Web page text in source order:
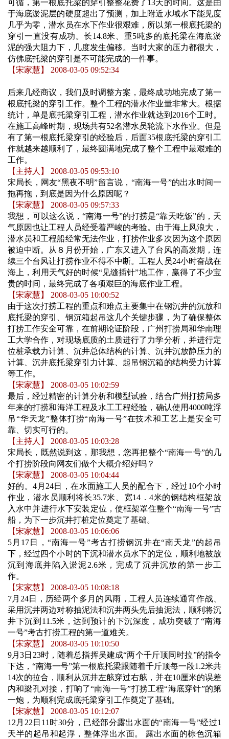
可循，第一根底托梁的穿引整整花费了13天的时间。这是由
于海底淤泥层的硬度超出了预测，加上附近水域水下能见度
几乎为零，潜水员在水下作业很艰难，所以第一根底托梁的
穿引一直没有成功。长14.8米、重5吨多的底托梁在海底淤
泥的强大阻力下，几度发生偏移。当时大家的压力都很大，
仿佛底托梁的穿引是不可能完成的一件事。
【宋家慧】 2008-03-05 09:52:34
后来几经商议，我们及时调整方案，最终成功地完成了第一
根底托梁的穿引工作。整个工程的潜水作业量非常大。根据
统计，单是底托梁穿引工程，潜水作业就达到2016个工时。
在施工高峰时期，现场共有52名潜水员轮流下水作业。但是
有了第一根底托梁穿引的经验后，后面35根底托梁的穿引工
作就越来越顺利了，最终圆满地完成了整个工程中最艰难的
工作。
【主持人】 2008-03-05 09:53:10
宋局长，网友“黑夜不明”留言说，“南海一号”的出水时间一
拖再拖，到底是因为什么原因呢？
【宋家慧】 2008-03-05 09:57:33
我想，可以这么说，“南海一号”的打捞是“靠天吃饭”的，天
气原因也让工程人员经受着严峻的考验。由于海上风浪大，
潜水员和工程船经常无法作业，打捞作业多次因为这个原因
被迫中断。从８月份开始，广东又进入了台风的高发期，连
续三个台风让打捞作业不得不中断。工程人员24小时奋战在
海上，利用天气好的时候“见缝插针”地工作，赢得了不少宝
贵的时间，最终完成了各项艰巨的海底作业工程。
【宋家慧】 2008-03-05 10:00:52
由于这次打捞工程的重点和难点主要集中在钢沉井的沉放和
底托梁的穿引、钢沉箱起吊这几个关键步骤，为了确保整体
打捞工作安全可靠，在前期论证阶段，广州打捞局和华南理
工大学合作，对现场底质的土质进行了力学分析，并进行定
位桩承载力计算、沉井总体结构的计算、沉井沉放静压力的
计算、沉井底托梁穿引力计算、起吊钢沉箱的结构受力计算
等工作。
【宋家慧】 2008-03-05 10:02:59
最后，经过精密的计算分析和模型试验，结合广州打捞局多
年来的打捞和海洋工程及水工工程经验，确认使用4000吨浮
吊“华天龙”整体打捞“南海一号”在技术和工艺上是安全可
靠、切实可行的。
【主持人】 2008-03-05 10:03:28
宋局长，既然说到这，那我想，您再把整个“南海一号”的几
个打捞阶段向网友们做个大概介绍好吗？
【宋家慧】 2008-03-05 10:04:44
好的。4月24日，在水面施工人员的配合下，经过10个小时
作业，潜水员顺利将长35.7米、宽14．4米的钢结构框架放
入水中并进行水下安装定位，使框架罩住整个“南海一号”古
船，为下一步沉井打桩定位奠定了基础。
【宋家慧】 2008-03-05 10:06:06
5月17日
，“南海一号”考古打捞钢沉井在“南天龙”的起吊
下，经过四个小时的下沉和潜水员水下的定位，顺利地被放
沉到海底并陷入淤泥2.6米，完成了沉井沉放的第一步工
作。
【宋家慧】 2008-03-05 10:08:18
7月24日
，历经两个多月的风雨，工程人员连续通宵作战、
采用沉井两边对称抽泥法和沉井两头先后抽泥法，顺利将沉
井下沉到11.5米，达到预计的下沉深度，成功突破了“南海
一号”考古打捞工程的第一道难关。
【宋家慧】 2008-03-05 10:10:50
9月3日 23时，随着总指挥吴建成“两个千斤顶同时拉”的指令
下达，“南海一号”第一根底托梁跟随着千斤顶每一段1.2米共
14次的拉合，顺利从沉井左舷穿过右舷，并在10厘米的误差
内和梁孔对接，打响了“南海一号”打捞工程“海底穿针”的第
一炮，为顺利完成底托梁穿引工作奠定了基础。
【宋家慧】 2008-03-05 10:12:07
12月22日 11时30分 ，已经部分露出水面的“南海一号”经过1
天半的起吊和起浮，整体浮出水面。 露出水面的棕色沉箱